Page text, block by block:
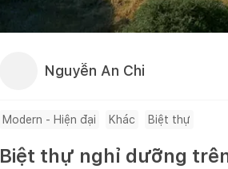
Nguyễn An Chi
Modern - Hiện đại Khác Biệt thự
Biệt thự nghỉ dưỡng